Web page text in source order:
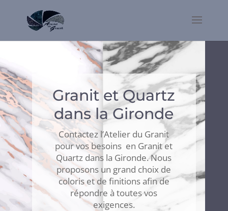
Granit et Quartz
dans la Gironde
Contactez l’Atelier du Granit
pour vos besoins en Granit et
Quartz dans la Gironde. Nous
proposons un grand choix de
coloris et de finitions afin de
répondre à toutes vos
exigences.